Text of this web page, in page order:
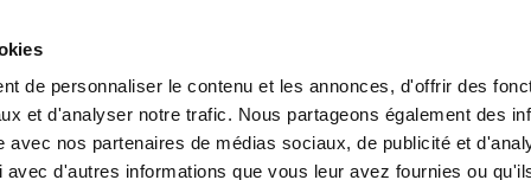
de personnaliser le contenu et les annonces, d'offrir des
et d'analyser notre trafic. Nous partageons également des
avec nos partenaires de médias sociaux, de publicité et
d'autres informations que vous leur avez fournies ou
Environment History International